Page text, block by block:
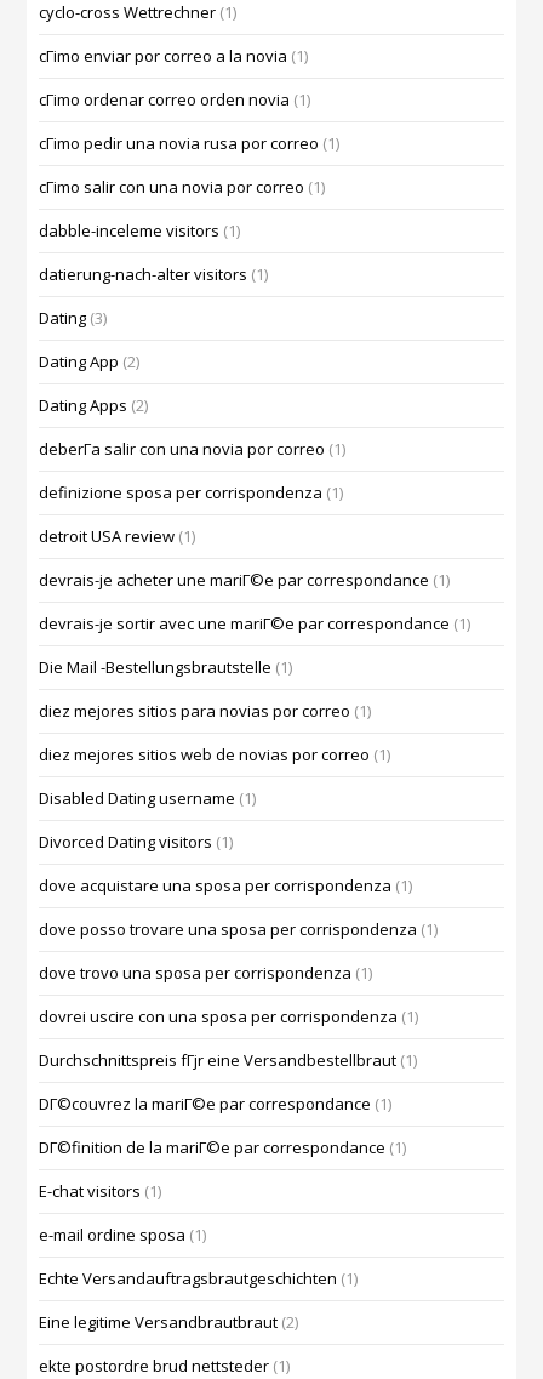
cyclo-cross Wettrechner (1)
cГіmo enviar por correo a la novia (1)
cГіmo ordenar correo orden novia (1)
cГіmo pedir una novia rusa por correo (1)
cГіmo salir con una novia por correo (1)
dabble-inceleme visitors (1)
datierung-nach-alter visitors (1)
Dating (3)
Dating App (2)
Dating Apps (2)
deberГ­a salir con una novia por correo (1)
definizione sposa per corrispondenza (1)
detroit USA review (1)
devrais-je acheter une mariГ©e par correspondance (1)
devrais-je sortir avec une mariГ©e par correspondance (1)
Die Mail -Bestellungsbrautstelle (1)
diez mejores sitios para novias por correo (1)
diez mejores sitios web de novias por correo (1)
Disabled Dating username (1)
Divorced Dating visitors (1)
dove acquistare una sposa per corrispondenza (1)
dove posso trovare una sposa per corrispondenza (1)
dove trovo una sposa per corrispondenza (1)
dovrei uscire con una sposa per corrispondenza (1)
Durchschnittspreis fГјr eine Versandbestellbraut (1)
DГ©couvrez la mariГ©e par correspondance (1)
DГ©finition de la mariГ©e par correspondance (1)
E-chat visitors (1)
e-mail ordine sposa (1)
Echte Versandauftragsbrautgeschichten (1)
Eine legitime Versandbrautbraut (2)
ekte postordre brud nettsteder (1)